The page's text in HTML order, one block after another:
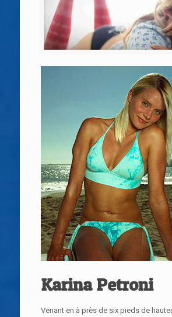
Karina Petroni
Venant en à près de six pieds de